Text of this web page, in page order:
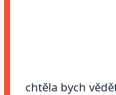
chtěla bych